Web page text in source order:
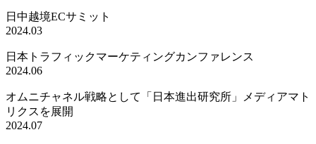
日中越境ECサミット
2024.03
日本トラフィックマーケティングカンファレンス
2024.06
オムニチャネル戦略として 「日本進出研究所」
メディアマト
リクスを展開
2024.07